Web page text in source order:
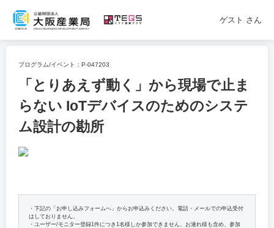
ゲスト さん
プログラム/イベント： P-047203
「とりあえず動く」から現場で止ま
らない IoTデバイスのためのシステ
ム設計の勘所
・下記の「お申し込みフォームへ」からお申込みください。電話・メールでの申込受付
はしておりません。
・ユーザー/モニター登録1件につき1名様しか参加できません。お連れ様も含め、参加